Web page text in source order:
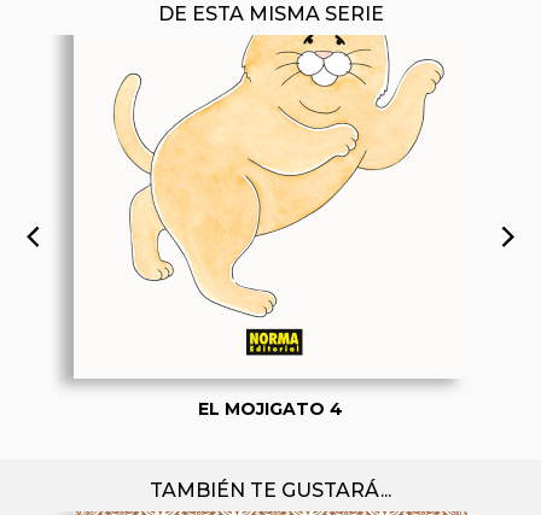
DE ESTA MISMA SERIE
EL MOJIGATO 4
TAMBIÉN TE GUSTARÁ...